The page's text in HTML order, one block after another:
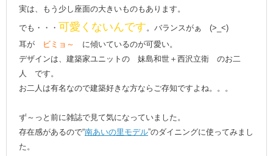
実は、もう少し座面の大きいものもあります。
でも・・・ 可愛くないんです。バランスがぁ (>_<)
耳が
ビミョ～
に傾いているのが可愛い。
デザインは、建築家ユニットの 妹島和世＋西沢立衛 のお二
人 です。
お二人は有名なので建築好きな方ならご存知ですよね。。。
ず～っと前に雑誌で見て気になっていました。
存在感があるので“南あいの里モデル”のダイニングに使ってみまし
た。